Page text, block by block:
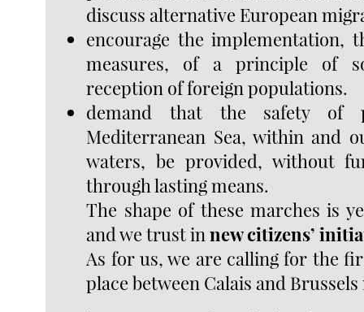
discuss alternative European
encourage the implementation,
measures, of a principle of
reception of foreign populations.
demand that the safety of
Mediterranean Sea, within and
waters, be provided, without
through lasting means.
The shape of these marches is
and we trust innew citizens’
As for us, we are calling for the
place between Calais and Brussels